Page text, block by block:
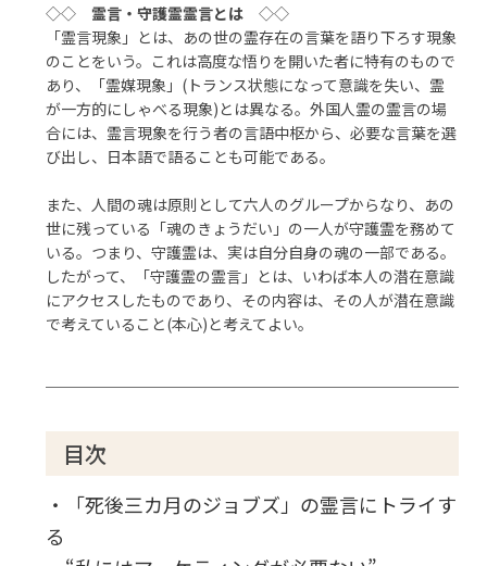
◇◇霊言・守護霊霊言とは ◇◇
「霊言現象」とは、あの世の霊存在の言葉を語り下ろす現象
のことをいう。これは高度な悟りを開いた者に特有のもので
あり、「霊媒現象」(トランス状態になって意識を失い、霊
が一方的にしゃべる現象)とは異なる。外国人霊の霊言の場
合には、霊言現象を行う者の言語中枢から、必要な言葉を選
び出し、日本語で語ることも可能である。
また、人間の魂は原則として六人のグループからなり、あの
世に残っている「魂のきょうだい」の一人が守護霊を務めて
いる。つまり、守護霊は、実は自分自身の魂の一部である。
したがって、「守護霊の霊言」とは、いわば本人の潜在意識
にアクセスしたものであり、その内容は、その人が潜在意識
で考えていること(本心)と考えてよい。
目次
・「死後三カ月のジョブズ」の霊言にトライす
る